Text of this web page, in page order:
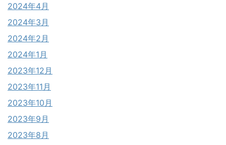
2024年4月
2024年3月
2024年2月
2024年1月
2023年12月
2023年11月
2023年10月
2023年9月
2023年8月